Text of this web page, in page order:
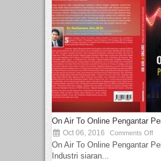
On Air To Online Pengantar
Oct 06, 2016 Comments Off
On Air To Online Pengantar
Industri siaran...